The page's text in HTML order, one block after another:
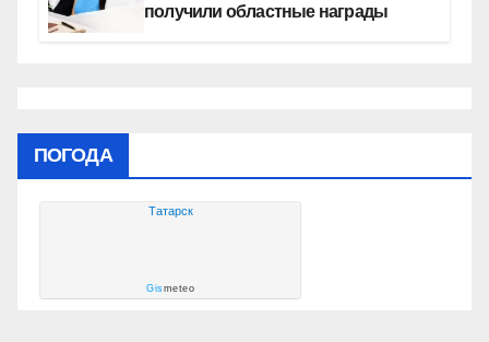
получили областные награды
ПОГОДА
Татарск
Gismeteo